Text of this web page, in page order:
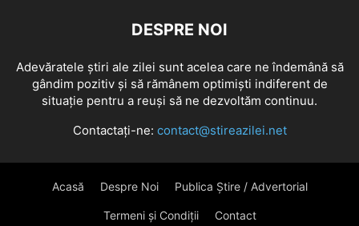
DESPRE NOI
Adevăratele știri ale zilei sunt acelea care ne îndemână să
gândim pozitiv și să rămânem optimiști indiferent de
situație pentru a reuși să ne dezvoltăm continuu.
Contactați-ne: contact@stireazilei.net
Acasă Despre Noi Publica Știre / Advertorial
Termeni și Condiții Contact